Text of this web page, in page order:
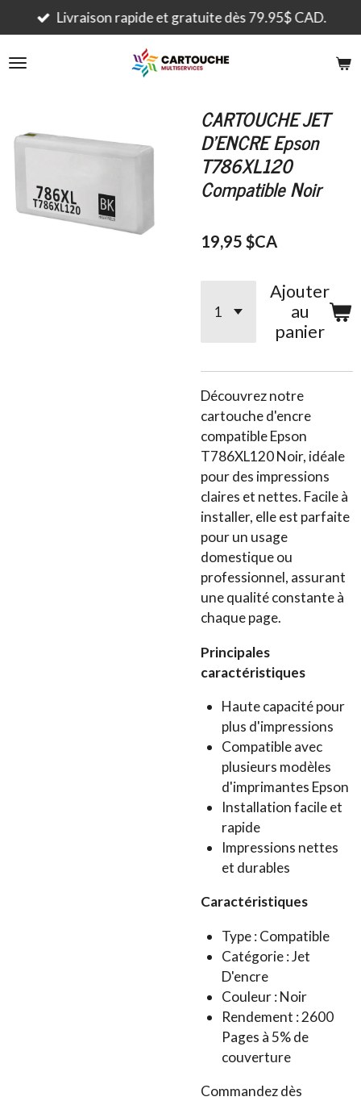
Passer
au
contenu
Livraison rapide et gratuite dès 79.95$ CAD.
CARTOUCHE JET
D'ENCRE Epson
T786XL120
Compatible Noir
19,95 $CA
Ajouter
au
panier
Découvrez notre
cartouche d'encre
compatible Epson
T786XL120 Noir, idéale
pour des impressions
claires et nettes. Facile à
installer, elle est parfaite
pour un usage
domestique ou
professionnel, assurant
une qualité constante à
chaque page.
Principales
caractéristiques
Haute capacité pour
plus d'impressions
Compatible avec
plusieurs modèles
d'imprimantes Epson
Installation facile et
rapide
Impressions nettes
et durables
Caractéristiques
Type : Compatible
Catégorie : Jet
D'encre
Couleur : Noir
Rendement : 2600
Pages à 5% de
couverture
Commandez dès